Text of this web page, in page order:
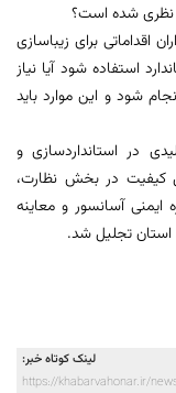
نظری شده است؟
اقداماتی برای زیباسازی
استفاده شود آیا نیاز
شود و این موارد باید
در استانداردسازی و
کیفیت در بخش نظارت،
ایمنی آسانسور و معاینه
استان تجلیل شد.
لینک کوتاه خبر:
https://khabarvahonar.ir/